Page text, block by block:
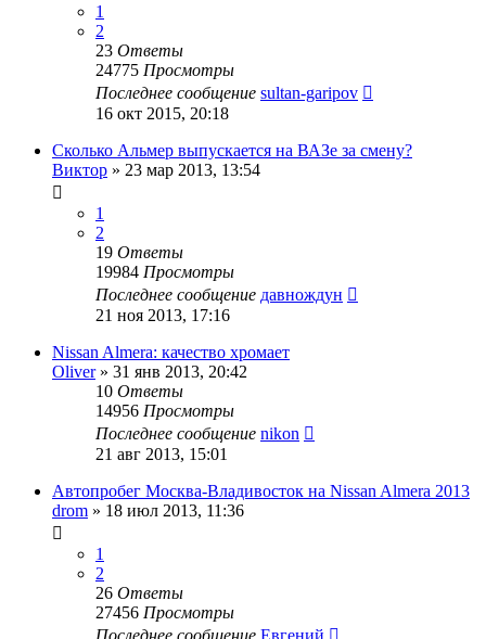
1
2
23 Ответы
24775 Просмотры
Последнее сообщение sultan-garipov
16 окт 2015, 20:18
Сколько Альмер выпускается на ВАЗе за смену?
Виктор » 23 мар 2013, 13:54
1
2
19 Ответы
19984 Просмотры
Последнее сообщение давнождун
21 ноя 2013, 17:16
Nissan Almera: качество хромает
Oliver» 31 янв 2013, 20:42
10 Ответы
14956 Просмотры
Последнее сообщение nikon
21 авг 2013, 15:01
Автопробег Москва-Владивосток на Nissan Almera 2013
drom » 18 июл 2013, 11:36
1
2
26 Ответы
27456 Просмотры
Последнее сообщение Евгений